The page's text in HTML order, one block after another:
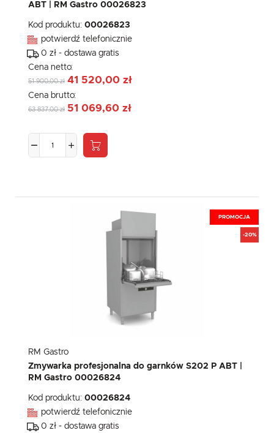
ABT | RM Gastro 00026823
Kod produktu: 00026823
potwierdź telefonicznie
0 zł - dostawa gratis
Cena netto:
51 900,00 zł 41 520,00 zł
Cena brutto:
63 837,00 zł 51 069,60 zł
PROMOCJA
-20%
RM Gastro
Zmywarka profesjonalna do garnków S202 P ABT |
RM Gastro 00026824
Kod produktu: 00026824
potwierdź telefonicznie
0 zł - dostawa gratis